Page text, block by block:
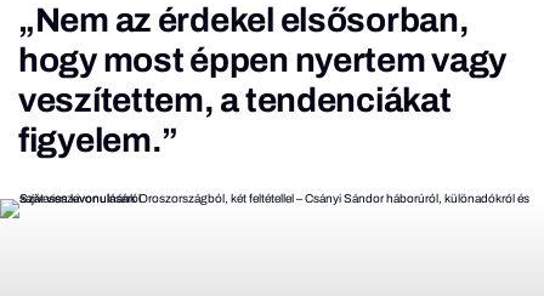
„Nem az érdekel elsősorban,
hogy most éppen nyertem vagy
veszítettem, a tendenciákat
figyelem.”